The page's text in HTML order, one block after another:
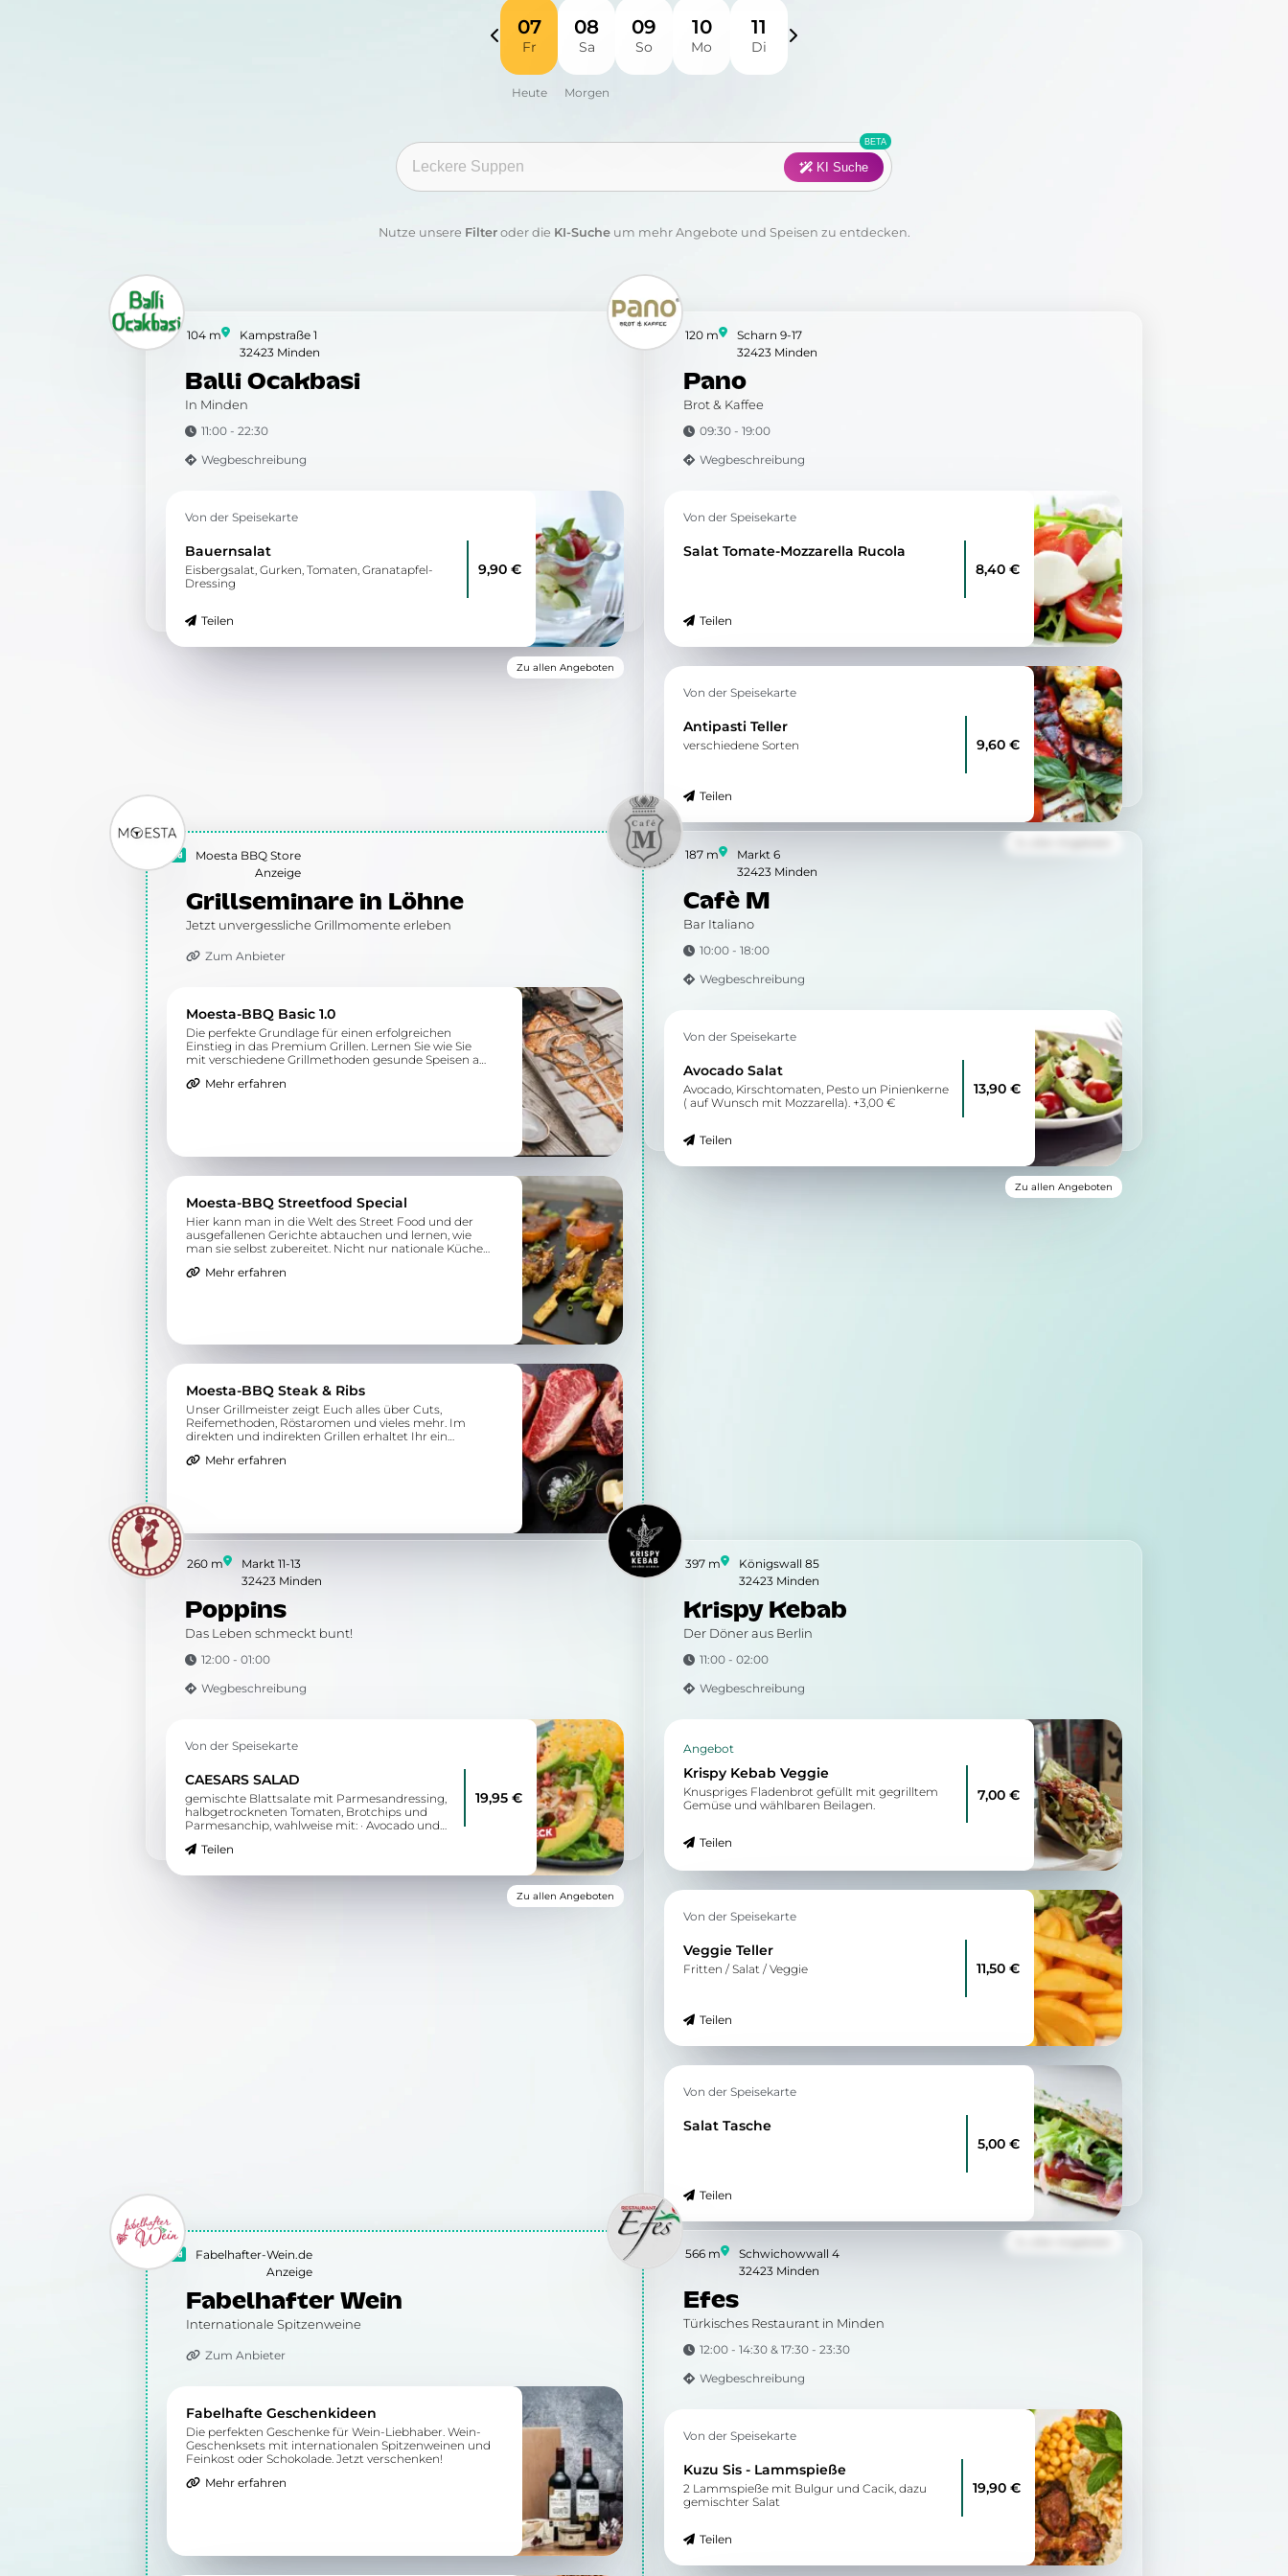
Fleisch Frühstück
Pizza Salat
Vegan
Kategorie:
07
Fr
08
Sa
09
So
10
Mo
11
Di
KI Suche
Nutze unsere Filteroder die KI-Sucheum mehr Angebote und Speisen zu entdecken.
Balli Ocakbasi
In Minden
11:00 - 22:30
Wegbeschreibung
104 m
Kampstraße 1
32423 Minden
Von der Speisekarte
Bauernsalat
Eisbergsalat, Gurken, Tomaten, Granatapfel-
Dressing
Teilen
9,90 €
Zu allen Angeboten
Pano
Brot & Kaffee
09:30 - 19:00
Wegbeschreibung
120 m
Scharn 9-17
32423 Minden
Von der Speisekarte
Salat Tomate-Mozzarella Rucola
Teilen
8,40 €
Von der Speisekarte
Antipasti Teller
verschiedene Sorten
Teilen
9,60 €
Grillseminare in Löhne
Jetzt unvergessliche Grillmomente erleben
Zum Anbieter
Moesta BBQ Store
Anzeige
Moesta-BBQ Basic 1.0
Die perfekte Grundlage für einen erfolgreichen
Einstieg in das Premium Grillen. Lernen Sie wie Sie
mit verschiedene Grillmethoden gesunde Speisen auf
Mehr erfahren
Moesta-BBQ Streetfood Special
Hier kann man in die Welt des Street Food und der
ausgefallenen Gerichte abtauchen und lernen, wie
man sie selbst zubereitet. Nicht nur nationale Küche
Spezialitäten.
Mehr erfahren
Moesta-BBQ Steak & Ribs
Unser Grillmeister zeigt Euch alles über Cuts,
Reifemethoden, Röstaromen und vieles mehr. Im
direkten und indirekten Grillen erhaltet Ihr ein
verschiedener Steaks und Ribs.
Mehr erfahren
Cafè M
Bar Italiano
10:00 - 18:00
Wegbeschreibung
187 m
Markt 6
32423 Minden
Von der Speisekarte
Avocado Salat
Avocado, Kirschtomaten, Pesto un Pinienkerne
( auf Wunsch mit Mozzarella). +3,00 €
Teilen
13,90 €
Zu allen Angeboten
Poppins
Das Leben schmeckt bunt!
12:00 - 01:00
Wegbeschreibung
260 m
Markt 11-13
32423 Minden
Von der Speisekarte
CAESARS SALAD
gemischte Blattsalate mit Parmesandressing,
halbgetrockneten Tomaten, Brotchips und
Parmesanchip, wahlweise mit: · Avocado und
gegrillter Hähnchenbrust 13,95 € · gegrillten
Teilen
19,95 €
Zu allen Angeboten
Krispy Kebab
Der Döner aus Berlin
11:00 - 02:00
Wegbeschreibung
397 m
Königswall 85
32423 Minden
Angebot
Krispy Kebab Veggie
Knuspriges Fladenbrot gefüllt mit gegrilltem
Gemüse und wählbaren Beilagen.
Teilen
7,00 €
Von der Speisekarte
Veggie Teller
Fritten / Salat / Veggie
Teilen
11,50 €
Von der Speisekarte
Salat Tasche
Teilen
5,00 €
Fabelhafter Wein
Internationale Spitzenweine
Zum Anbieter
Fabelhafter-Wein.de
Anzeige
Fabelhafte Geschenkideen
Die perfekten Geschenke für Wein-Liebhaber. Wein-
Geschenksets mit internationalen Spitzenweinen und
Feinkost oder Schokolade. Jetzt verschenken!
Mehr erfahren
Efes
Türkisches Restaurant in Minden
12:00 - 14:30 & 17:30 - 23:30
Wegbeschreibung
566 m
Schwichowwall 4
32423 Minden
Von der Speisekarte
Kuzu Sis - Lammspieße
2 Lammspieße mit Bulgur und Cacik, dazu
gemischter Salat
Teilen
19,90 €